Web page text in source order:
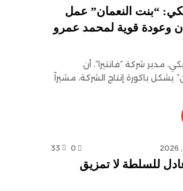
“بنت النعمان” عمل
وعودة قوية لمحمد عمرو
مدير شركة “فانتيرا”، أن
باكورة إنتاج الشركة، مشيراً
0
33
عادل للسلطة لا تمزيق